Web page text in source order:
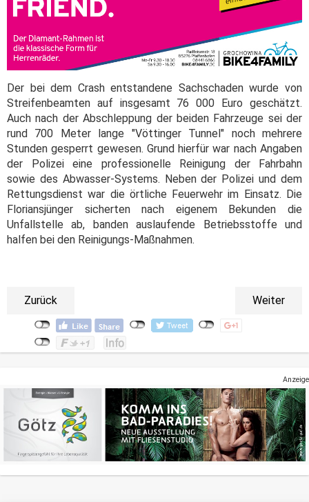
Der bei dem Crash entstandene Sachschaden wurde von
Streifenbeamten auf insgesamt 76 000 Euro geschätzt.
Auch nach der Abschleppung der beiden Fahrzeuge sei der
rund 700 Meter lange "Vöttinger Tunnel" noch mehrere
Stunden gesperrt gewesen. Grund hierfür war nach Angaben
der Polizei eine professionelle Reinigung der Fahrbahn
sowie des Abwasser-Systems. Neben der Polizei und dem
Rettungsdienst war die örtliche Feuerwehr im Einsatz. Die
Floriansjünger sicherten nach eigenem Bekunden die
Unfallstelle ab, banden auslaufende Betriebsstoffe und
halfen bei den Reinigungs-Maßnahmen.
Zurück Weiter
Anzeige